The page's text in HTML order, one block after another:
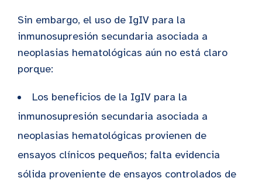
Sin embargo, el uso de IgIV para la
inmunosupresión secundaria asociada a
neoplasias hematológicas aún no está claro
porque:
Los beneficios de la IgIV para la
inmunosupresión secundaria asociada a
neoplasias hematológicas provienen de
ensayos clínicos pequeños; falta evidencia
sólida proveniente de ensayos controlados de